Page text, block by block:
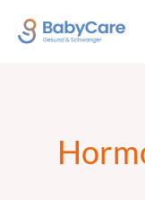
Inhalt